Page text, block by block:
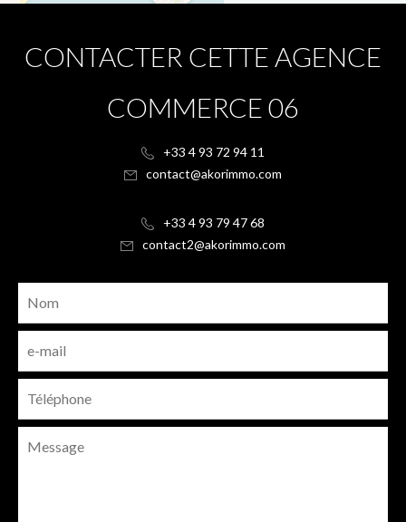
CONTACTER CETTE AGENCE
COMMERCE 06
+33 4 93 72 94 11
contact@akorimmo.com
+33 4 93 79 47 68
contact2@akorimmo.com